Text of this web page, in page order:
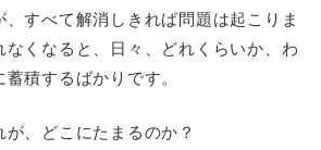
すべて解消しきれば問題は起こりま
くなると、日々、どれくらいか、わ
積するばかりです。
、どこにたまるのか？